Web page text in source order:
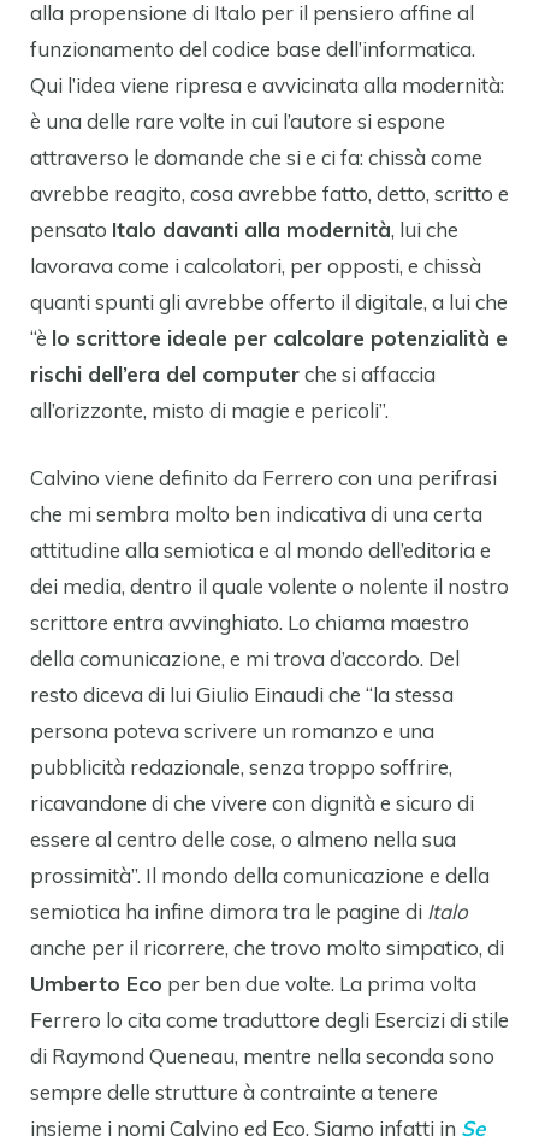
alla propensione di Italo per il pensiero affine al
funzionamento del codice base dell’informatica.
Qui l’idea viene ripresa e avvicinata alla modernità:
è una delle rare volte in cui l’autore si espone
attraverso le domande che si e ci fa: chissà come
avrebbe reagito, cosa avrebbe fatto, detto, scritto e
pensato Italo davanti alla modernità, lui che
lavorava come i calcolatori, per opposti, e chissà
quanti spunti gli avrebbe offerto il digitale, a lui che
“è lo scrittore ideale per calcolare potenzialità e
rischi dell’era del computerche si affaccia
all’orizzonte, misto di magie e pericoli”.
Calvino viene definito da Ferrero con una perifrasi
che mi sembra molto ben indicativa di una certa
attitudine alla semiotica e al mondo dell’editoria e
dei media, dentro il quale volente o nolente il nostro
scrittore entra avvinghiato. Lo chiama maestro
della comunicazione, e mi trova d’accordo. Del
resto diceva di lui Giulio Einaudi che “la stessa
persona poteva scrivere un romanzo e una
pubblicità redazionale, senza troppo soffrire,
ricavandone di che vivere con dignità e sicuro di
essere al centro delle cose, o almeno nella sua
prossimità”. Il mondo della comunicazione e della
semiotica ha infine dimora tra le pagine di Italo
anche per il ricorrere, che trovo molto simpatico, di
Umberto Eco per ben due volte. La prima volta
Ferrero lo cita come traduttore degli Esercizi di stile
di Raymond Queneau, mentre nella seconda sono
sempre delle strutture à contrainte a tenere
insieme i nomi Calvino ed Eco. Siamo infatti in Se